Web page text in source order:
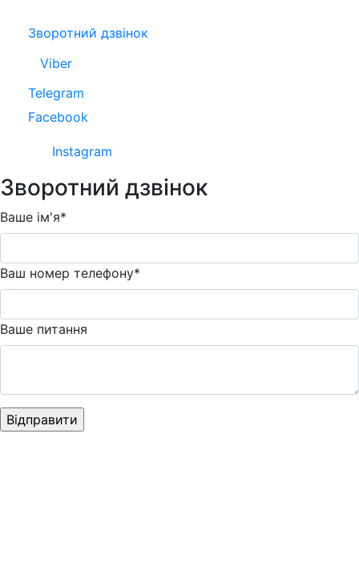
Зворотний дзвінок
Viber
Telegram
Facebook
Instagram
Зворотний дзвінок
Ваше ім'я*
Ваш номер телефону*
Ваше питання